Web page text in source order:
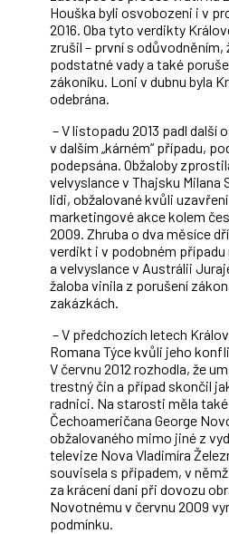
Houška byli osvobozeni i v
2016. Oba tyto verdikty
zrušil – první s odůvodněním,
podstatné vady a také
zákoníku. Loni v dubnu byla
odebrána.
– V listopadu 2013 padl další
v dalším „kárném“ případu,
podepsána. Obžaloby
velvyslance v Thajsku Milana
lidi, obžalované kvůli
marketingové akce kolem
2009. Zhruba o dva měsíce
verdikt i v podobném
a velvyslance v Austrálii
žaloba vinila z porušení
zakázkách.
– V předchozích letech
Romana Týce kvůli jeho
V červnu 2012 rozhodla, že
trestný čin a případ skončil
radnici. Na starosti měla
Čechoameričana George
obžalovaného mimo jiné z
televize Nova Vladimíra
souvisela s případem, v
za krácení daní při dovozu
Novotnému v červnu 2009
podmínku.